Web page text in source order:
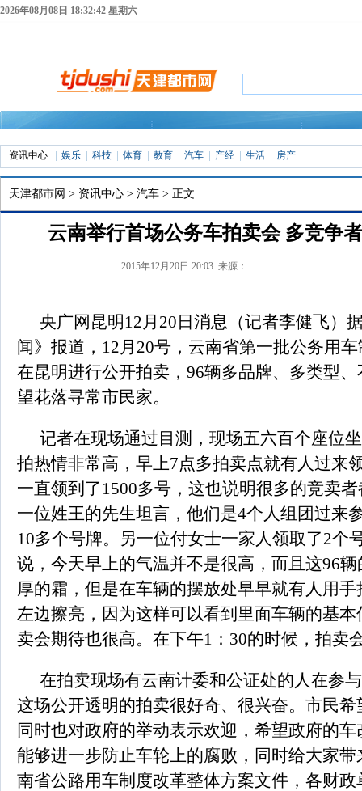
2026年08月08日 18:32:42 星期六
资讯中心 娱乐 科技 体育 教育 汽车 产经 生活 房产
天津都市网 > 资讯中心 > 汽车 > 正文
云南举行首场公务车拍卖会 多竞争
2015年12月20日 20:03 来源：
央广网昆明12月20日消息（记者李健飞）
闻》报道，12月20号，云南省第一批公务用
在昆明进行公开拍卖，96辆多品牌、多类型
望花落寻常市民家。
记者在现场通过目测，现场五六百个座位
拍热情非常高，早上7点多拍卖点就有人过来
一直领到了1500多号，这也说明很多的竞卖
一位姓王的先生坦言，他们是4个人组团过来
10多个号牌。另一位付女士一家人领取了2个
说，今天早上的气温并不是很高，而且这96
厚的霜，但是在车辆的摆放处早早就有人用
左边擦亮，因为这样可以看到里面车辆的基
卖会期待也很高。在下午1：30的时候，拍卖
在拍卖现场有云南计委和公证处的人在参
这场公开透明的拍卖很好奇、很兴奋。市民
同时也对政府的举动表示欢迎，希望政府的
能够进一步防止车轮上的腐败，同时给大家
南省公路用车制度改革整体方案文件，各财政